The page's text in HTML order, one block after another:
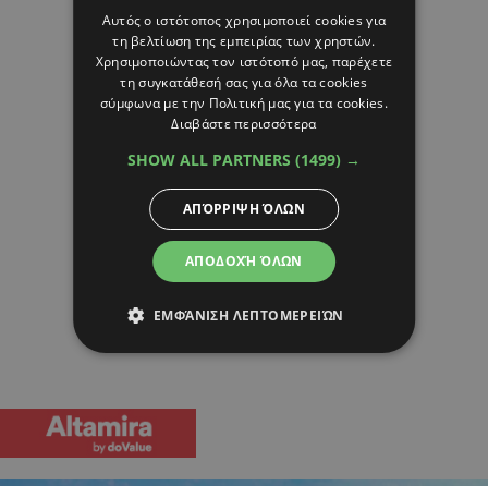
Αυτός ο ιστότοπος χρησιμοποιεί cookies για
τη βελτίωση της εμπειρίας των χρηστών.
Χρησιμοποιώντας τον ιστότοπό μας, παρέχετε
τη συγκατάθεσή σας για όλα τα cookies
σύμφωνα με την Πολιτική μας για τα cookies.
Διαβάστε περισσότερα
SHOW ALL PARTNERS (1499) →
ΑΠΟΔΟΧΉ ΌΛΩΝ
ΑΠΌΡΡΙΨΗ ΌΛΩΝ
ΕΜΦΆΝΙΣΗ ΛΕΠΤΟΜΕΡΕΙΏΝ